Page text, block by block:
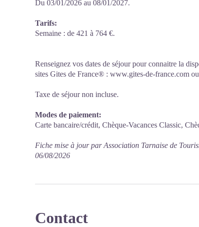
Du 03/01/2026 au 08/01/2027.
Tarifs:
Semaine : de 421 à 764 €.
Renseignez vos dates de séjour pour connaitre la
sites Gites de France® : www.gites-de-france.com
Taxe de séjour non incluse.
Modes de paiement:
Carte bancaire/crédit, Chèque-Vacances Classic,
Fiche mise à jour par Association Tarnaise de
06/08/2026
Contact